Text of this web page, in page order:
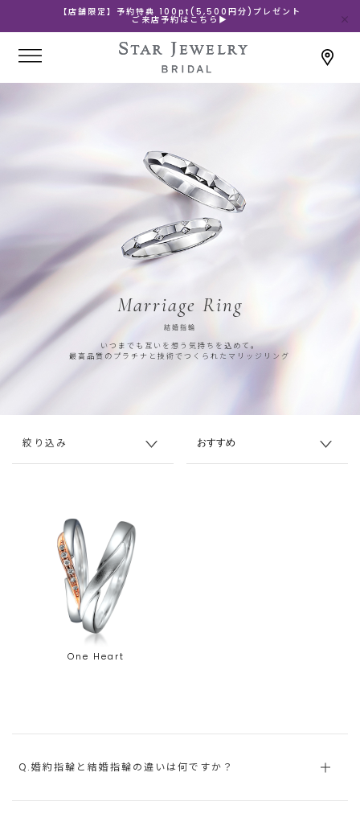
【店舗限定】予約特典 100pt(5,500円分)プレゼント
ご来店予約はこちら▶
Marriage Ring
結婚指輪
いつまでも互いを想う気持ちを込めて。
最高品質のプラチナと技術でつくられたマリッジリング
絞り込み
One Heart
Q.婚約指輪と結婚指輪の違いは何ですか？